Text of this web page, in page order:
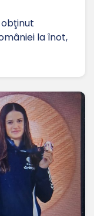
obţinut
la înot,